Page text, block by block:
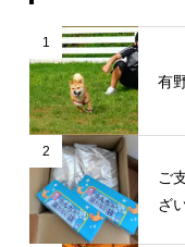
1
有
2
ご
ざ